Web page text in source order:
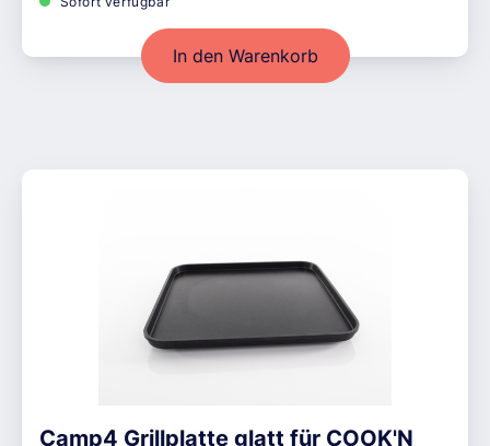
In den Warenkorb
Camp4 Grillplatte glatt für COOK'N